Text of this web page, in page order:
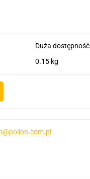
Duża dostępność
0.15 kg